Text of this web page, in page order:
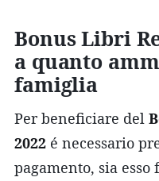
Bonus Libri
a quanto
famiglia
Per beneficiare del
2022 é necessario
pagamento, sia